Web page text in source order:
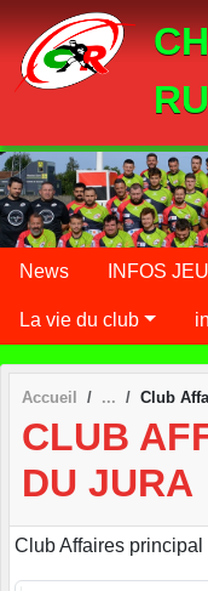
News INFOS
La vie du club
Accueil Club
CLUB
DU JURA
Club Affaires
Panneau de gestion